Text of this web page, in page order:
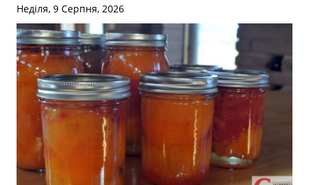
Неділя, 9 Серпня, 2026